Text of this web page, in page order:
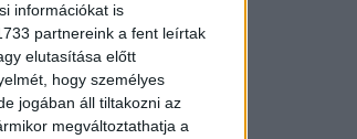
információkat is
partnereink a fent leírtak
elutasítása előtt
hogy személyes
jogában áll tiltakozni az
megváltoztathatja a